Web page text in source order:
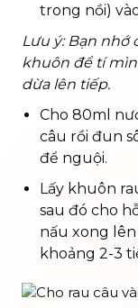
trong nồi)
Lưu ý: Bạn nhớ
khuôn để tí
dừa lên tiếp.
Cho 80ml
câu rồi đun
để nguội.
Lấy khuôn
sau đó cho
nấu xong
khoảng 2-3